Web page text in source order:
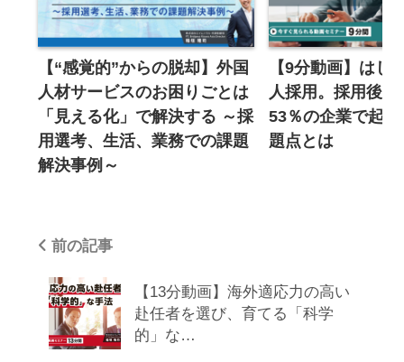
当社は利用者の個人情報について、利用者本人
の同意に基づき、ご登録いただいた本人情報、
所属企業情報、連絡先情報を、セミナー共催企
業に対し、第三者提供します。また以下の場合
は、関係法令に反しない範囲で、利用者の同意
なく利用者の個人情報を開示することがありま
す。
（2） 人命、身体又は財産の保護のために必要
があり、本人の同意を得ることが困難である場
合
（3） 公衆衛生の向上又は児童の健全な育成推
進のために特に必要があり、利用者本人の同意
【“感覚的”からの脱却】外国
人材サービスのお困りごとは
「見える化」で解決する ～採
用選考、生活、業務での課題
解決事例～
【9分動画】はじ
人採用。採用後1
53％の企業で起
題点とは
前の記事
【13分動画】海外適応力の高い
赴任者を選び、育てる「科学
的」な…